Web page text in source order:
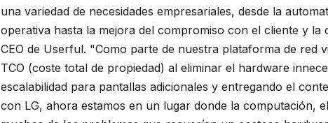
una variedad de necesidades empresariales, desde la
operativa hasta la mejora del compromiso con el cliente y
CEO de Userful. "Como parte de nuestra plataforma de red
TCO (coste total de propiedad) al eliminar el hardware
escalabilidad para pantallas adicionales y entregando el
con LG, ahora estamos en un lugar donde la computación,